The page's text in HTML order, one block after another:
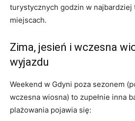
turystycznych godzin w najbardziej
miejscach.
Zima, jesień i wczesna
wyjazdu
Weekend w Gdyni poza sezonem
wczesna wiosna) to zupełnie inna
plażowania pojawia się: